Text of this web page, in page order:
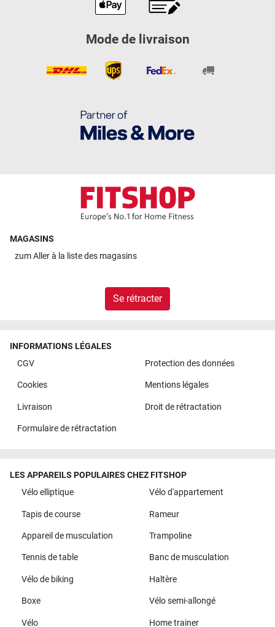
Mode de livraison
MAGASINS
zumAller à la liste des magasins
Se rétracter
INFORMATIONS LÉGALES
CGV
Protection des données
Cookies Mentions légales
Livraison Droit de rétractation
Formulaire de rétractation
LES APPAREILS POPULAIRES CHEZ FITSHOP
Vélo elliptique
Vélo d'appartement
Tapis de course Rameur
Appareil de musculation Trampoline
Tennis de table Banc de musculation
Vélo de biking Haltère
Boxe Vélo semi-allongé
Vélo Home trainer